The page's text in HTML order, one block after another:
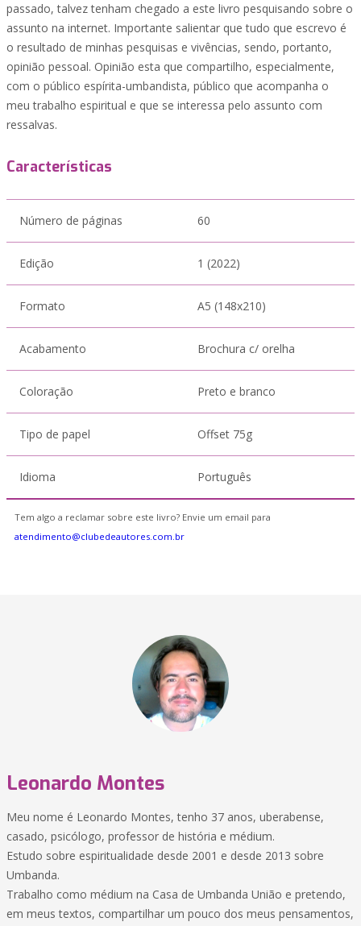
passado, talvez tenham chegado a este livro pesquisando sobre o
assunto na internet. Importante salientar que tudo que escrevo é
o resultado de minhas pesquisas e vivências, sendo, portanto,
opinião pessoal. Opinião esta que compartilho, especialmente,
com o público espírita-umbandista, público que acompanha o
meu trabalho espiritual e que se interessa pelo assunto com
ressalvas.
Características
Número de páginas 60
Edição 1 (2022)
Formato A5 (148x210)
Acabamento Brochura c/ orelha
Coloração Preto e branco
Tipo de papel Offset 75g
Idioma Português
Tem algo a reclamar sobre este livro? Envie um email para
atendimento@clubedeautores.com.br
Leonardo Montes
Meu nome é Leonardo Montes, tenho 37 anos, uberabense,
casado, psicólogo, professor de história e médium.
Estudo sobre espiritualidade desde 2001 e desde 2013 sobre
Umbanda.
Trabalho como médium na Casa de Umbanda União e pretendo,
em meus textos, compartilhar um pouco dos meus pensamentos,